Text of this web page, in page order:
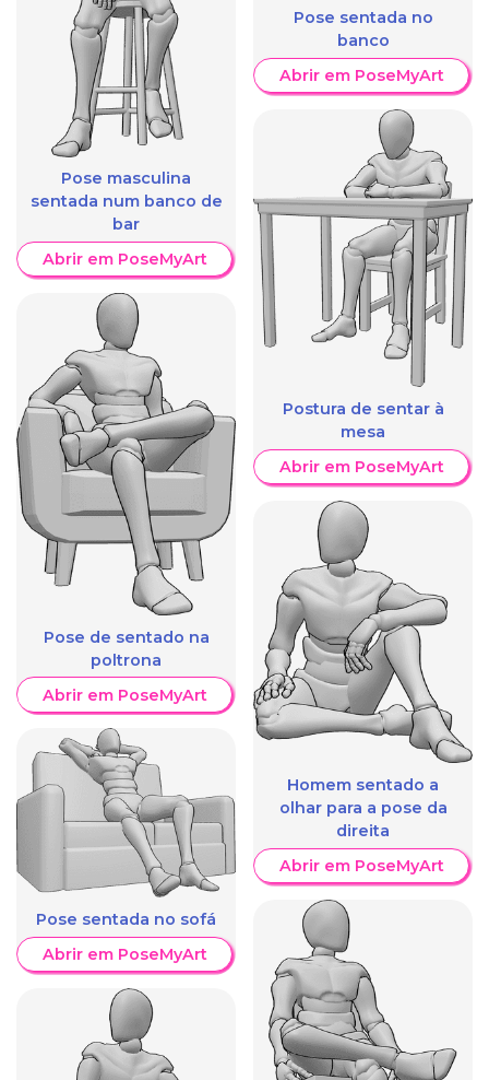
Pose masculina
sentada num banco de
bar
Abrir em PoseMyArt
Pose de sentado na
poltrona
Abrir em PoseMyArt
Pose sentada no sofá
Abrir em PoseMyArt
Pose sentada no
banco
Abrir em PoseMyArt
Postura de sentar à
mesa
Abrir em PoseMyArt
Homem sentado a
olhar para a pose da
direita
Abrir em PoseMyArt